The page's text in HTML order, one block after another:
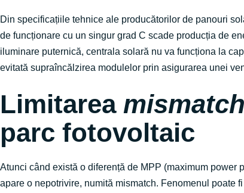
Din specificațiile tehnice ale producătorilor de panouri
de funcționare cu un singur grad C scade producția de
iluminare puternică, centrala solară nu va funcționa la
evitată supraîncălzirea modulelor prin asigurarea unei
Limitarea mismatch
parc fotovoltaic
Atunci când există o diferență de MPP (maximum power
apare o nepotrivire, numită mismatch. Fenomenul poate